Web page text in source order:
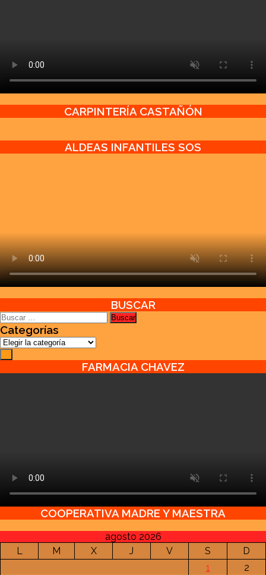
CARPINTERÍA CASTAÑÓN
ALDEAS INFANTILES SOS
BUSCAR
Buscar:
Categorías
Categorías
FARMACIA CHAVEZ
COOPERATIVA MADRE Y MAESTRA
agosto 2026
L
M X J V S
D
1
2